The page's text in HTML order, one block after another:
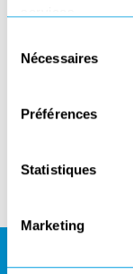
Nécessaires
Préférences
Statistiques
Marketing
Nous louons
Pour
spécifiques,